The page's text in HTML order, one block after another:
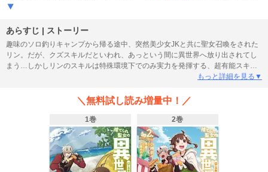
あらすじ | ストーリー
趣味のソロ釣りキャンプから帰る途中、突然美少女JKと共に聖女召喚をされた
リン。だが、クズスキルだといわれ、あっという間に異世界へ放り出されてし
まう…しかしリンのスキルは特殊環境下でのみ実力を発揮する、超有能スキル
だった！！アウトドア好きの血が騒ぎ、早速超有能スキルの【野営車両(モータ
者！？この出会いから、リンの異世界グルメ旅が始まる！
もっと詳細を見る▼
＼無料試し読み増量中！／
1巻 2巻